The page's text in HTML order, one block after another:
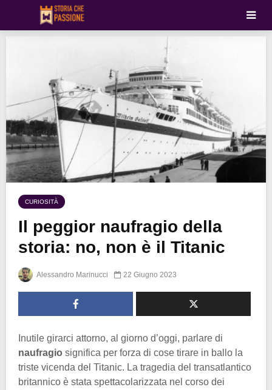
CURIOSITÀ
Il peggior naufragio della
storia: no, non è il Titanic
Alessandro Marinucci 22 Giugno 2023
Inutile girarci attorno, al giorno d’oggi, parlare di
naufragio significa per forza di cose tirare in ballo la
triste vicenda del Titanic. La tragedia del transatlantico
britannico è stata spettacolarizzata nel corso dei